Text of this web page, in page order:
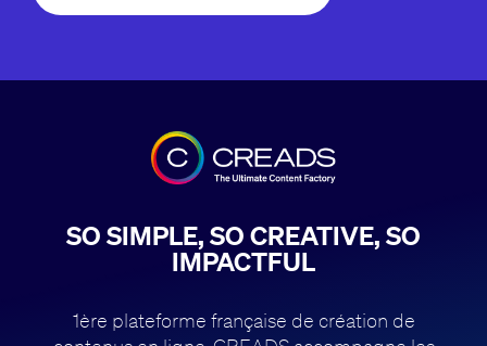
SO SIMPLE, SO CREATIVE, SO
IMPACTFUL
1ère plateforme française de création de